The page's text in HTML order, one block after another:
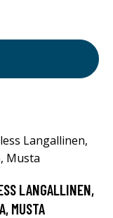
LANGALLINEN,
MUSTA